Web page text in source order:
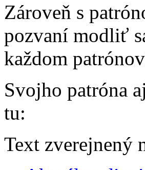
Zároveň s
pozvaní modliť
každom
Svojho patróna
tu:
Text zverejnený